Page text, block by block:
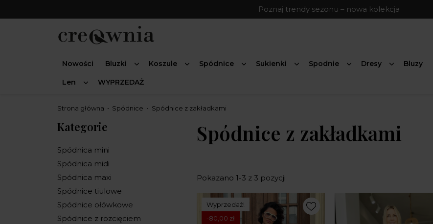
Poznaj trendy sezonu – nowa kolekcja
Nowości Bluzki Koszule Spódnice Sukienki Spodnie Dresy Bluzy
Len WYPRZEDAŻ
Strona główna Spódnice Spódnice z zakładkami
Kategorie
Spódnica mini
Spódnica midi
Spódnica maxi
Spódnice tiulowe
Spódnice ołówkowe
Spódnice z rozcięciem
Spódnice z zakładkami
Pokazano 1-3 z 3 pozycji
Wyprzedaż!
-80,00 zł